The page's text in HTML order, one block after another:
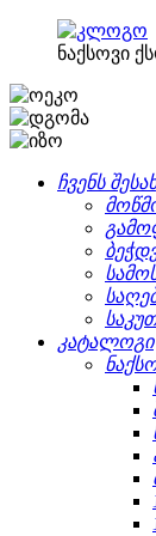
ნაქსოვი
ჩვენს
კატალოგი